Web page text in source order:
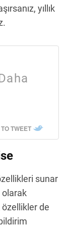
yıllık
TWEET
sunar
olarak
de